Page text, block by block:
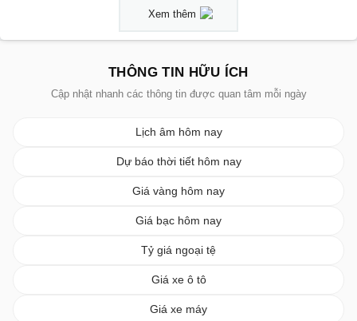
Xem thêm
THÔNG TIN HỮU ÍCH
Cập nhật nhanh các thông tin được quan tâm mỗi ngày
Lịch âm hôm nay
Dự báo thời tiết hôm nay
Giá vàng hôm nay
Giá bạc hôm nay
Tỷ giá ngoại tệ
Giá xe ô tô
Giá xe máy